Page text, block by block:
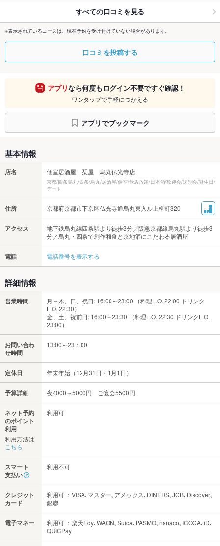
すべての口コミを見る
※表示されているコースは、現在予約を受け付けていない場合があります。
口コミを投稿する
アプリなら何度もログイン不要ですぐ確認！
ワンタップで手軽につかえる
アプリでブックマーク
基本情報
店名 個室居酒屋 栞屋 烏丸仏光寺店
京都/四条烏丸/四条/烏丸/居酒屋/個室/飲み放題/日本酒/歓迎会/送別会/誕生日/
デート
住所 京都府京都市下京区仏光寺通烏丸東入ル上柳町320
アクセス
地下鉄烏丸線四条駅より徒歩3分／阪急京都線烏丸駅より徒歩3
分／烏丸・四条で創作和食と京地酒にこだわる居酒屋
電話 電話番号を表示する
詳細情報
営業時間
月～木、日、祝日: 16:00～23:00 （料理L.O. 22:00 ドリンク
L.O. 22:30）
金、土、祝前日: 16:00～23:30 （料理L.O. 22:30 ドリンクL.O.
23:00）
お問い合わ
せ時間
13:00～23：00
定休日 年末年始（12月31日・1月1日）
予算詳細 夜4000～5000円 ご宴会5500円
ネット予約
のポイント
利用
利用方法は
こちら
利用可
スマート
支払い
利用不可
クレジット
カード
利用可 ：VISA､マスター､アメックス､DINERS､JCB､Discover､
銀聯
電子マネー
利用可 ：楽天Edy､WAON､Suica､PASMO､nanaco､ICOCA､iD､
QUICPay